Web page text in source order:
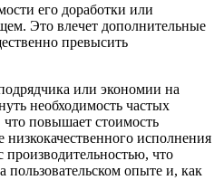
его доработки или
Это влечет дополнительные
превысить
или экономии на
необходимость частых
повышает стоимость
низкокачественного исполнения
производительностью, что
пользовательском опыте и, как